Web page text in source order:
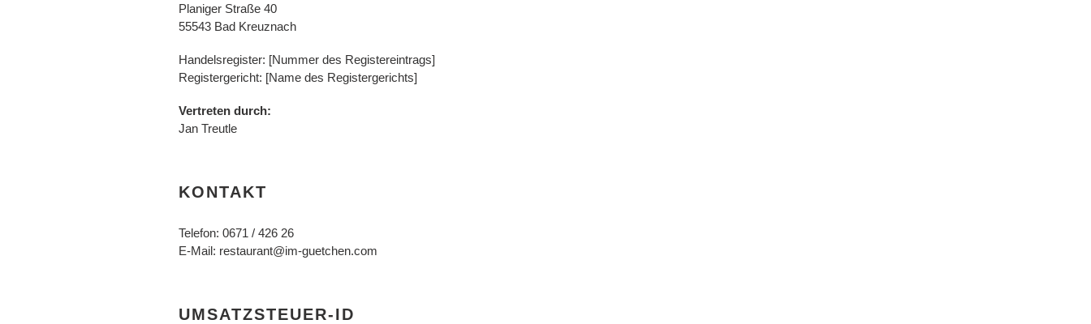
Planiger Straße 40
55543 Bad Kreuznach
Handelsregister: [Nummer des Registereintrags]
Registergericht: [Name des Registergerichts]
Vertreten durch:
Jan Treutle
KONTAKT
Telefon: 0671 / 426 26
E-Mail: restaurant@im-guetchen.com
UMSATZSTEUER-ID